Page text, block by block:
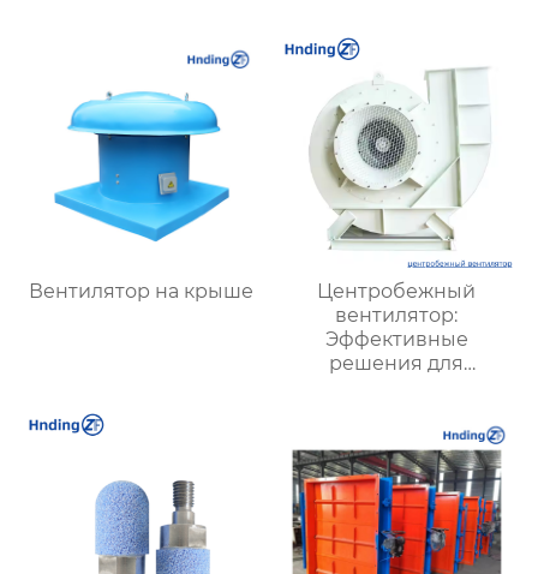
машиностроения
Вентилятор на крыше
Центробежный
вентилятор:
Эффективные
решения для
жилых объектов